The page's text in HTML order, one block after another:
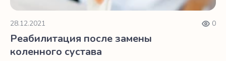
28.12.2021 0
Реабилитация после замены
коленного сустава